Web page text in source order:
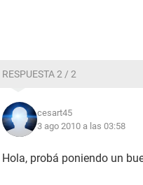
RESPUESTA 2 / 2
cesart45
3 ago 2010 a las 03:58
Hola, probá poniendo un